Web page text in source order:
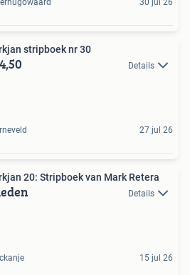
stripboek nr 30
Details
27 jul 26
20: Stripboek van Mark Retera
Details
15 jul 26